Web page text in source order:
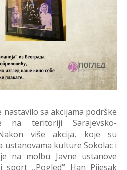
nastavilo sa akcijama podrške
na teritoriji Sarajevsko-
više akcija, koje su
ustanovama kulture Sokolac i
na molbu Javne ustanove
,,Pogled” Han Pijesak